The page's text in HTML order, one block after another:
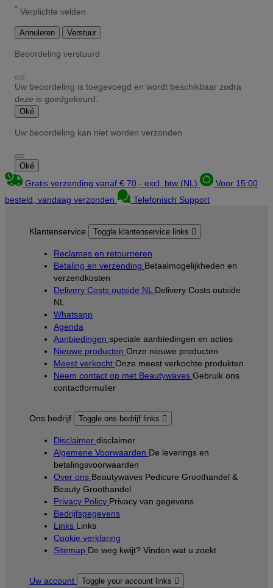
* Verplichte velden
Annuleren Verstuur
Beoordeling verstuurd
Uw beoordeling is toegevoegd en wordt beschikbaar zodra
deze is goedgekeurd.
Oké
Uw beoordeling kan niet worden verzonden
Oké
Gratis verzending vanaf € 70,- excl. btw (NL)
Voor 15:00
besteld, vandaag verzonden
Telefonisch Support
Klantenservice Toggle klantenservice links 
Reclames en retourneren
Betaling en verzending Betaalmogelijkheden en
verzendkosten
Delivery Costs outside NL Delivery Costs outside
NL
Whatsapp
Agenda
Aanbiedingen speciale aanbiedingen en acties
Nieuwe producten Onze nieuwe producten
Meest verkocht Onze meest verkochte produkten
Neem contact op met Beautywaves Gebruik ons
contactformulier
Ons bedrijf Toggle ons bedrijf links 
Disclaimer disclaimer
Algemene Voorwaarden De leverings en
betalingsvoorwaarden
Over ons Beautywaves Pedicure Groothandel &
Beauty Groothandel
Privacy Policy Privacy van gegevens
Bedrijfsgegevens
Links Links
Cookie verklaring
Sitemap De weg kwijt? Vinden wat u zoekt
Uw account Toggle your account links 